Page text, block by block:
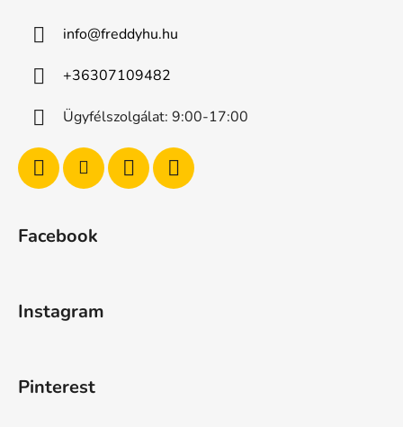
info@freddyhu.hu
+36307109482
Ügyfélszolgálat: 9:00-17:00
Facebook
Instagram
Pinterest